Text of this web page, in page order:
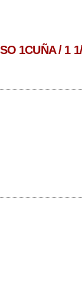
1CUÑA / 1